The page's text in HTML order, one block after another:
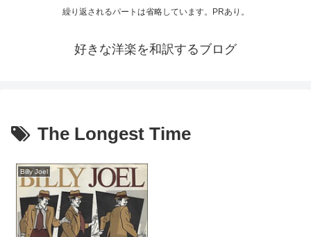
繰り返されるパートは省略しています。PRあり。
好きな洋楽を和訳するブログ
The Longest Time
Billy Joel